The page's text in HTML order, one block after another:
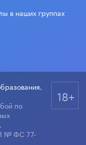
в наших группах
по
№ ФС 77-
18+